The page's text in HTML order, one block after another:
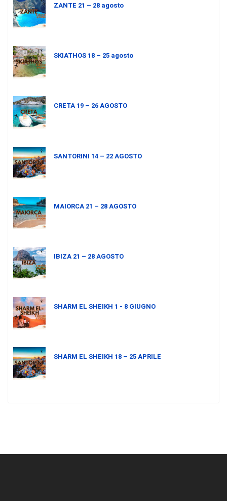
ZANTE 21 – 28 agosto
SKIATHOS 18 – 25 agosto
CRETA 19 – 26 AGOSTO
SANTORINI 14 – 22 AGOSTO
MAIORCA 21 – 28 AGOSTO
IBIZA 21 – 28 AGOSTO
SHARM EL SHEIKH 1 - 8 GIUGNO
SHARM EL SHEIKH 18 – 25 APRILE